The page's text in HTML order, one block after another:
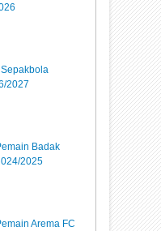
2027
Badak
2025
Arema FC